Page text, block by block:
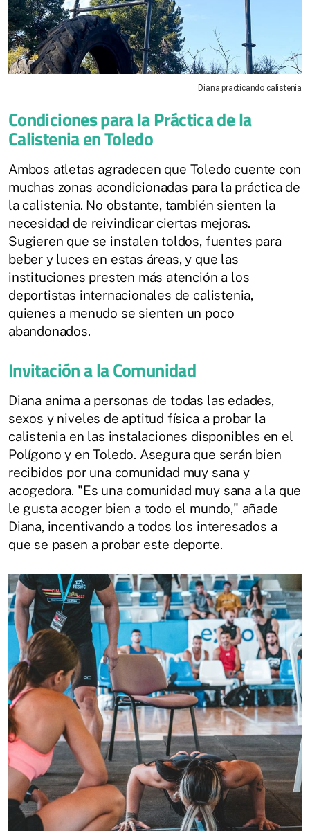
Diana practicando calistenia
Condiciones para la Práctica de la
Calistenia en Toledo
Ambos atletas agradecen que Toledo cuente con
muchas zonas acondicionadas para la práctica de
la calistenia. No obstante, también sienten la
necesidad de reivindicar ciertas mejoras.
Sugieren que se instalen toldos, fuentes para
beber y luces en estas áreas, y que las
instituciones presten más atención a los
deportistas internacionales de calistenia,
quienes a menudo se sienten un poco
abandonados.
Invitación a la Comunidad
Diana anima a personas de todas las edades,
sexos y niveles de aptitud física a probar la
calistenia en las instalaciones disponibles en el
Polígono y en Toledo. Asegura que serán bien
recibidos por una comunidad muy sana y
acogedora. "Es una comunidad muy sana a la que
le gusta acoger bien a todo el mundo," añade
Diana, incentivando a todos los interesados a
que se pasen a probar este deporte.